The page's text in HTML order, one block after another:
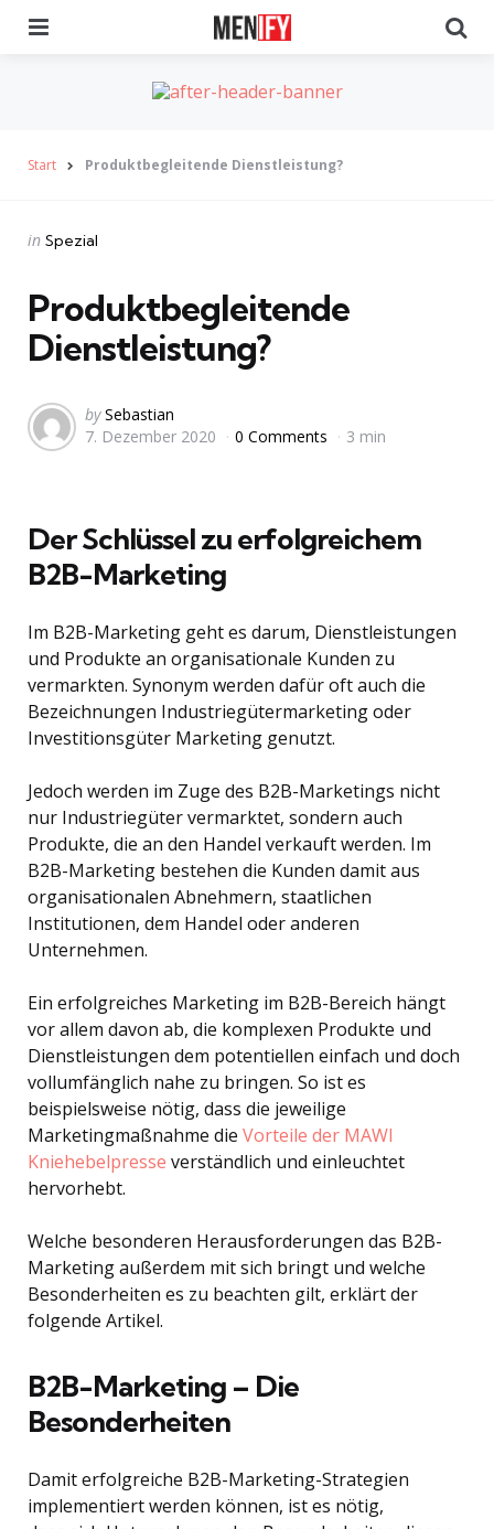
Start Produktbegleitende Dienstleistung?
Categories
Posted
in Spezial
Produktbegleitende
Dienstleistung?
Posted
by
by Sebastian
7. Dezember 2020
0 Comments 3 min
Der Schlüssel zu erfolgreichem
B2B-Marketing
Im B2B-Marketing geht es darum, Dienstleistungen
und Produkte an organisationale Kunden zu
vermarkten. Synonym werden dafür oft auch die
Bezeichnungen Industriegütermarketing oder
Investitionsgüter Marketing genutzt.
Jedoch werden im Zuge des B2B-Marketings nicht
nur Industriegüter vermarktet, sondern auch
Produkte, die an den Handel verkauft werden. Im
B2B-Marketing bestehen die Kunden damit aus
organisationalen Abnehmern, staatlichen
Institutionen, dem Handel oder anderen
Unternehmen.
Ein erfolgreiches Marketing im B2B-Bereich hängt
vor allem davon ab, die komplexen Produkte und
Dienstleistungen dem potentiellen einfach und doch
vollumfänglich nahe zu bringen. So ist es
beispielsweise nötig, dass die jeweilige
Marketingmaßnahme die Vorteile der MAWI
Kniehebelpresse verständlich und einleuchtet
hervorhebt.
Welche besonderen Herausforderungen das B2B-
Marketing außerdem mit sich bringt und welche
Besonderheiten es zu beachten gilt, erklärt der
folgende Artikel.
B2B-Marketing – Die
Besonderheiten
Damit erfolgreiche B2B-Marketing-Strategien
implementiert werden können, ist es nötig,